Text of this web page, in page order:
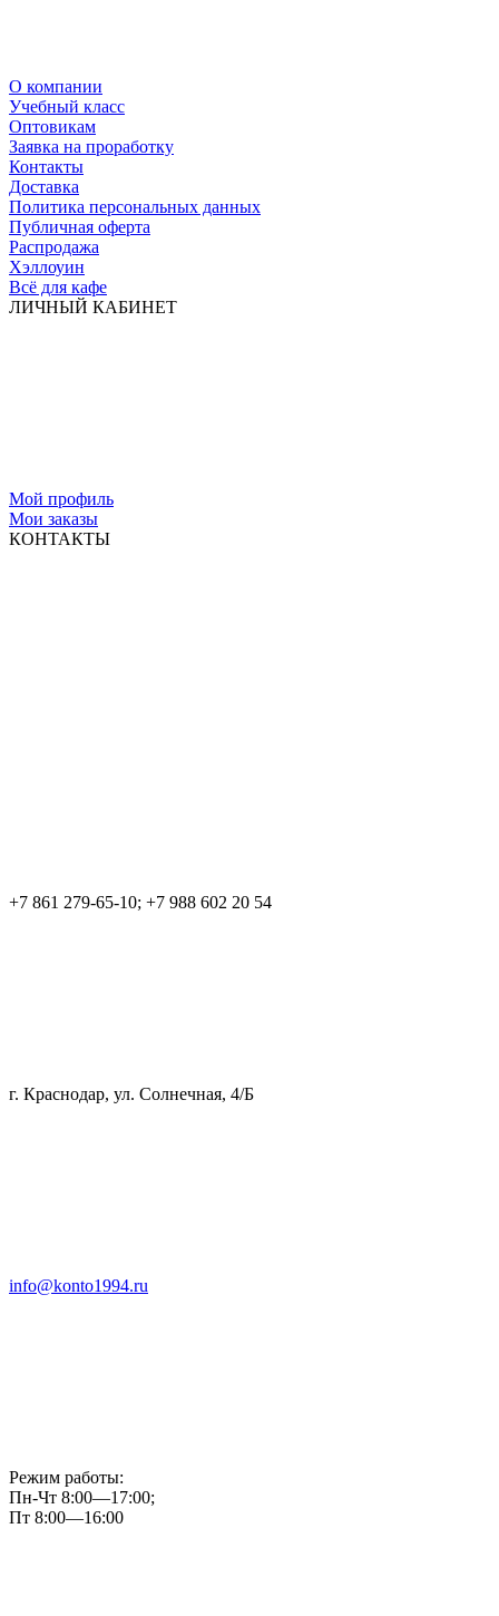
О компании
Учебный класс
Оптовикам
Заявка на проработку
Контакты
Доставка
Политика персональных данных
Публичная оферта
Распродажа
Хэллоуин
Всё для кафе
ЛИЧНЫЙ КАБИНЕТ
Мой профиль
Мои заказы
КОНТАКТЫ
+7 861 279-65-10; +7 988 602 20 54
г. Краснодар, ул. Солнечная, 4/Б
info@konto1994.ru
Режим работы:
Пн-Чт 8:00—17:00;
Пт 8:00—16:00